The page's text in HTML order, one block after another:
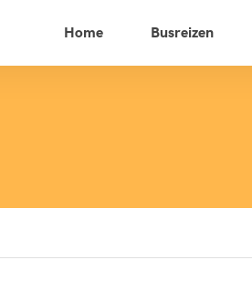
Home Busreizen